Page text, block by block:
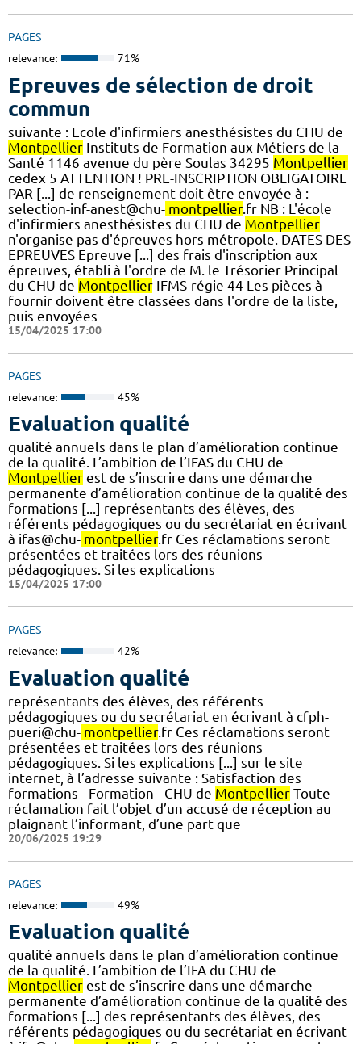
PAGES
relevance: 71%
Epreuves de sélection de droit
commun
suivante : Ecole d'infirmiers anesthésistes du CHU de
Montpellier Instituts de Formation aux Métiers de la
Santé 1146 avenue du père Soulas 34295 Montpellier
cedex 5 ATTENTION ! PRE-INSCRIPTION OBLIGATOIRE
PAR [...] de renseignement doit être envoyée à :
selection-inf-anest@chu- montpellier.fr NB : L'école
d'infirmiers anesthésistes du CHU de Montpellier
n'organise pas d'épreuves hors métropole. DATES DES
EPREUVES Epreuve [...] des frais d'inscription aux
épreuves, établi à l'ordre de M. le Trésorier Principal
du CHU de Montpellier-IFMS-régie 44 Les pièces à
fournir doivent être classées dans l'ordre de la liste,
puis envoyées
15/04/2025 17:00
PAGES
relevance: 45%
Evaluation qualité
qualité annuels dans le plan d’amélioration continue
de la qualité. L’ambition de l’IFAS du CHU de
Montpellier est de s’inscrire dans une démarche
permanente d’amélioration continue de la qualité des
formations [...] représentants des élèves, des
référents pédagogiques ou du secrétariat en écrivant
à ifas@chu- montpellier.fr Ces réclamations seront
présentées et traitées lors des réunions
pédagogiques. Si les explications
15/04/2025 17:00
PAGES
relevance: 42%
Evaluation qualité
représentants des élèves, des référents
pédagogiques ou du secrétariat en écrivant à cfph-
pueri@chu- montpellier.fr Ces réclamations seront
présentées et traitées lors des réunions
pédagogiques. Si les explications [...] sur le site
internet, à l’adresse suivante : Satisfaction des
formations - Formation - CHU de Montpellier Toute
réclamation fait l’objet d’un accusé de réception au
plaignant l’informant, d’une part que
20/06/2025 19:29
PAGES
relevance: 49%
Evaluation qualité
qualité annuels dans le plan d’amélioration continue
de la qualité. L’ambition de l’IFA du CHU de
Montpellier est de s’inscrire dans une démarche
permanente d’amélioration continue de la qualité des
formations [...] des représentants des élèves, des
référents pédagogiques ou du secrétariat en écrivant